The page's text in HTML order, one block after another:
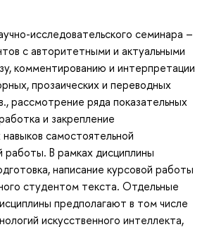
исследовательского семинара –
с авторитетными и актуальными
комментированию и интерпретации
прозаических и переводных
рассмотрение ряда показательных
и закрепление
самостоятельной
работы. В рамках дисциплины
написание курсовой работы
студентом текста. Отдельные
предполагают в том числе
искусственного интеллекта,